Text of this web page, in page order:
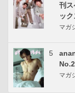
刊ス
ッ
マガ
5
マガ